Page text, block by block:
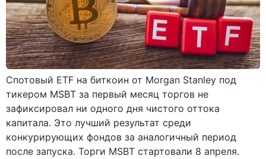
Спотовый ETF на биткоин от Morgan Stanley под
тикером MSBT за первый месяц торгов не
зафиксировал ни одного дня чистого оттока
капитала. Это лучший результат среди
конкурирующих фондов за аналогичный период
после запуска. Торги MSBT стартовали 8 апреля.